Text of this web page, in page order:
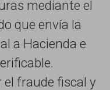
mediante el
que envía la
a Hacienda e
fraude fiscal y